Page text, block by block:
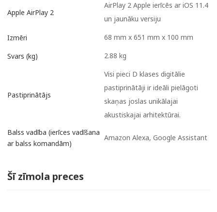
Apple AirPlay 2
AirPlay 2 Apple ierīcēs ar iOS 11.4
un jaunāku versiju
Izmēri 68 mm x 651 mm x 100 mm
Svars (kg) 2.88 kg
Pastiprinātājs
Visi pieci D klases digitālie
pastiprinātāji ir ideāli pielāgoti
skaņas joslas unikālajai
akustiskajai arhitektūrai.
Balss vadība (ierīces vadīšana
ar balss komandām)
Amazon Alexa, Google Assistant
Šī zīmola preces